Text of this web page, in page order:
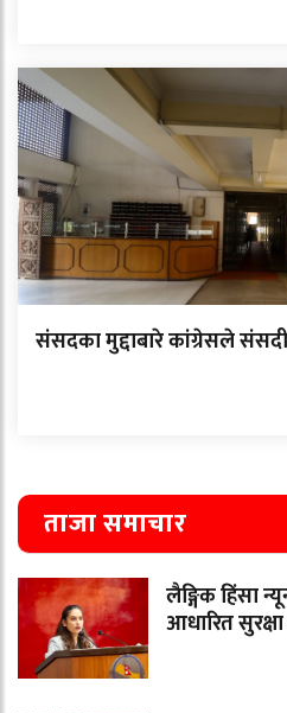
संसदका मुद्दाबारे कांग्रेसले
ताजा समाचार
लैङ्गिक हिंसा
आधारित सुरक्षा